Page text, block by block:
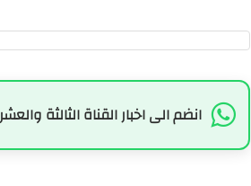
انضم الى اخبار القناة الثالثة